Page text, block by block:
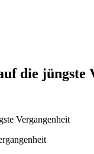
die jüngste
Vergangenheit